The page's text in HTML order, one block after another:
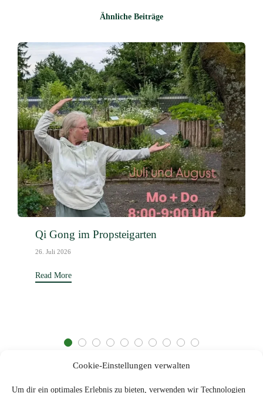
Cookie-Einstellungen verwalten
Um dir ein optimales Erlebnis zu bieten, verwenden wir Technologien
Ähnliche Beiträge
Qi Gong im Propsteigarten
26. Juli 2026
Read More